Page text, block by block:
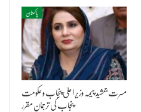
پاکستان
مسرت جمشید چیمہ وزیر اعلیٰ پنجاب و حکومت
پنجاب کی ترجمان مقرر